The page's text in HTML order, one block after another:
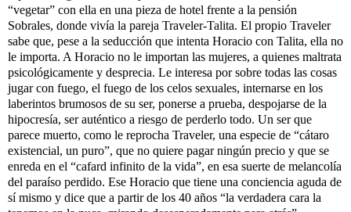
“vegetar” con ella en una pieza de hotel frente a la pensión
Sobrales, donde vivía la pareja Traveler-Talita. El propio Traveler
sabe que, pese a la seducción que intenta Horacio con Talita, ella no
le importa. A Horacio no le importan las mujeres, a quienes maltrata
psicológicamente y desprecia. Le interesa por sobre todas las cosas
jugar con fuego, el fuego de los celos sexuales, internarse en los
laberintos brumosos de su ser, ponerse a prueba, despojarse de la
hipocresía, ser auténtico a riesgo de perderlo todo. Un ser que
parece muerto, como le reprocha Traveler, una especie de “cátaro
existencial, un puro”, que no quiere pagar ningún precio y que se
enreda en el “cafard infinito de la vida”, en esa suerte de melancolía
del paraíso perdido. Ese Horacio que tiene una conciencia aguda de
sí mismo y dice que a partir de los 40 años “la verdadera cara la